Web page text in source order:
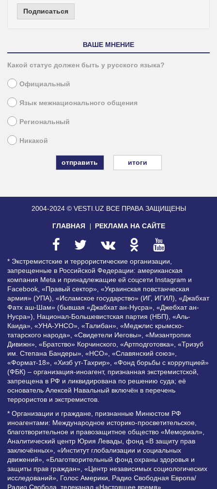
Подписаться
ВАШЕ МНЕНИЕ
Какой статус должен быть у русского языка?
Официальный
Язык межнационального общения
Региональный
Никакой
итоги
2004-2024 © VESTI.UZ ВСЕ ПРАВА ЗАЩИЩЕНЫ
ГЛАВНАЯ РЕКЛАМА НА САЙТЕ
* Экстремистские и террористические организации,
запрещенные в Российской Федерации: американская
компания Meta и принадлежащие ей соцсети Instagram и
Facebook, «Правый сектор», «Украинская повстанческая
армия» (УПА), «Исламское государство» (ИГ, ИГИЛ), «Джабхат
Фатх аш-Шам» (бывшая «Джабхат ан-Нусра», «Джебхат ан-
Нусра»), Национал-Большевистская партия (НБП), «Аль-
Каида», «УНА-УНСО», «Талибан», «Меджлис крымско-
татарского народа», «Свидетели Иеговы», «Мизантропик
Дивижн», «Братство» Корчинского, «Артподготовка», «Тризуб
им. Степана Бандеры», «НСО», «Славянский союз»,
«Формат-18», «Хизб ут-Тахрир», «Фонд борьбы с коррупцией»
(ФБК) – организация-иноагент, признанная экстремистской,
запрещена в РФ и ликвидирована по решению суда; её
основатель Алексей Навальный включён в перечень
террористов и экстремистов.
* Организации и граждане, признанные Минюстом РФ
иноагентами: Международное историко-просветительское,
благотворительное и правозащитное общество «Мемориал»,
Аналитический центр Юрия Левады, фонд «В защиту прав
заключённых», «Институт глобализации и социальных
движений», «Благотворительный фонд охраны здоровья и
защиты прав граждан», «Центр независимых социологических
исследований», Голос Америки, Радио Свободная Европа/
Радио Свобода, телеканал «Настоящее время»,